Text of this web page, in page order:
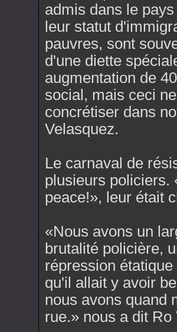
admis dans le
leur statut
pauvres, sont
d'une diette
augmentation de
social, mais ceci
concrétiser dans
Velasquez.
Le carnaval de
plusieurs policiers.
peace!», leur était
«Nous avons un
brutalité policière,
répression
qu'il allait y avoir
nous avons quand
rue.» nous a dit Ro